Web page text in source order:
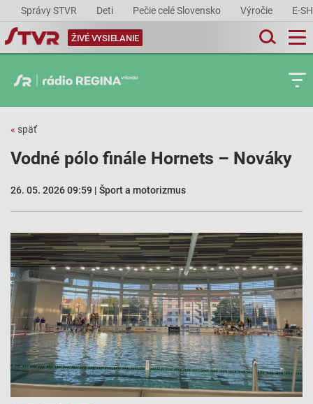
Správy STVR Deti Pečie celé Slovensko Výročie E-
ŽIVÉ VYSIELANIE
« späť
Vodné pólo finále Hornets – Nováky
26. 05. 2026 09:59 | Šport a motorizmus